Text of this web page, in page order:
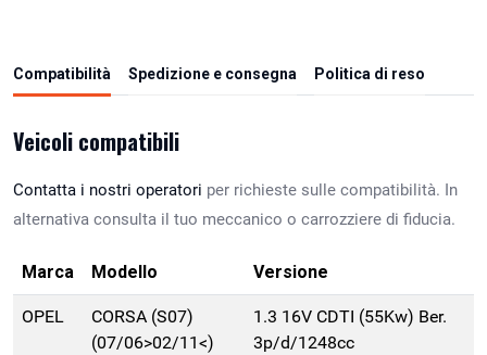
Compatibilità Spedizione e consegna Politica di reso
Veicoli compatibili
Contatta i nostri operatori per richieste sulle compatibilità. In
alternativa consulta il tuo meccanico o carrozziere di fiducia.
Marca Modello Versione
OPEL
CORSA (S07)
(07/06>02/11<)
1.3 16V CDTI (55Kw) Ber.
3p/d/1248cc